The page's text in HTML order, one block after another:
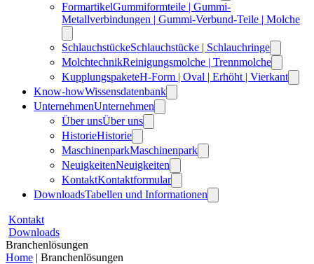
FormartikelGummiformteile | Gummi-
Metallverbindungen | Gummi-Verbund-Teile | Molche
SchlauchstückeSchlauchstücke | Schlauchringe
MolchtechnikReinigungsmolche | Trennmolche
KupplungspaketeH-Form | Oval | Erhöht | Vierkant
Know-howWissensdatenbank
UnternehmenUnternehmen
Über unsÜber uns
HistorieHistorie
MaschinenparkMaschinenpark
NeuigkeitenNeuigkeiten
KontaktKontaktformular
DownloadsTabellen und Informationen
Kontakt
Downloads
Branchenlösungen
Home | Branchenlösungen